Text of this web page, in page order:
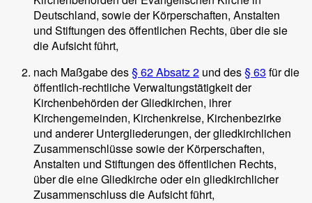
Deutschland, sowie der Körperschaften, Anstalten
und Stiftungen des öffentlichen Rechts, über die sie
die Aufsicht führt,
nach Maßgabe des§ 62 Absatz 2 und des§ 63 für die
öffentlich-rechtliche Verwaltungstätigkeit der
Kirchenbehörden der Gliedkirchen, ihrer
Kirchengemeinden, Kirchenkreise, Kirchenbezirke
und anderer Untergliederungen, der gliedkirchlichen
Zusammenschlüsse sowie der Körperschaften,
Anstalten und Stiftungen des öffentlichen Rechts,
über die eine Gliedkirche oder ein gliedkirchlicher
Zusammenschluss die Aufsicht führt,